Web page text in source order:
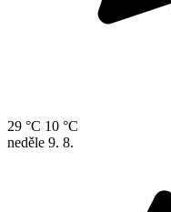
29 °C 10 °C
neděle 9. 8.